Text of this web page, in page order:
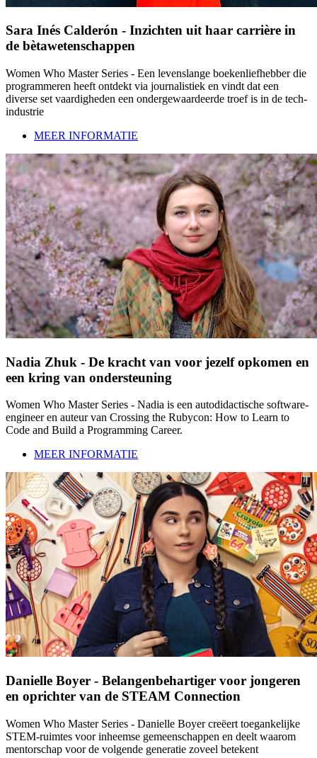
Sara Inés Calderón - Inzichten uit haar carrière in
de bètawetenschappen
Women Who Master Series - Een levenslange boekenliefhebber die
programmeren heeft ontdekt via journalistiek en vindt dat een
diverse set vaardigheden een ondergewaardeerde troef is in de tech-
industrie
MEER INFORMATIE
Nadia Zhuk - De kracht van voor jezelf opkomen en
een kring van ondersteuning
Women Who Master Series - Nadia is een autodidactische software-
engineer en auteur van Crossing the Rubycon: How to Learn to
Code and Build a Programming Career.
MEER INFORMATIE
Danielle Boyer - Belangenbehartiger voor jongeren
en oprichter van de STEAM Connection
Women Who Master Series - Danielle Boyer creëert toegankelijke
STEM-ruimtes voor inheemse gemeenschappen en deelt waarom
mentorschap voor de volgende generatie zoveel betekent